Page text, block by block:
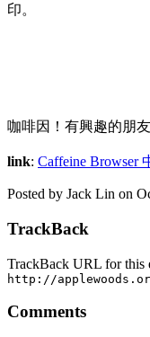
印。
咖啡因！有興趣的朋
link: Caffeine Browser
Posted by Jack Lin on
TrackBack
TrackBack URL for this
http://
Comments